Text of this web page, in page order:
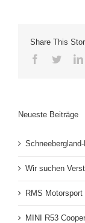
Share This
Facebook
Twitter
Neueste Beiträge
Wir suchen
RMS
MINI R53